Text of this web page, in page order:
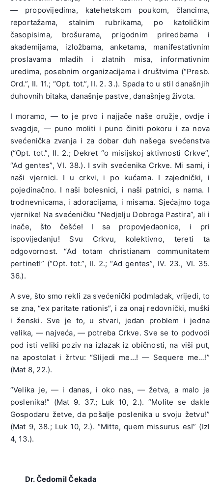
— propovijedima, katehetskom poukom, člancima,
reportažama, stalnim rubrikama, po katoličkim
časopisima, brošurama, prigodnim priredbama i
akademijama, izložbama, anketama, manifestativnim
proslavama mladih i zlatnih misa, informativnim
uredima, posebnim organizacijama i društvima (“Presb.
Ord.”, II. 11.; “Opt. tot.”, II. 2. 3.). Spada to u stil današnjih
duhovnih bitaka, današnje pastve, današnjeg života.
I moramo, — to je prvo i najjače naše oružje, ovdje i
svagdje, — puno moliti i puno činiti pokoru i za nova
svećenička zvanja i za dobar duh našega svećenstva
(“Opt. tot.”, II. 2.; Dekret “o misijskoj aktivnosti Crkve”,
“Ad gentes”, VI. 38.). I svih svećenika Crkve. Mi sami, i
naši vjernici. I u crkvi, i po kućama. I zajednički, i
pojedinačno. I naši bolesnici, i naši patnici, s nama. I
trodnevnicama, i adoracijama, i misama. Sjećajmo toga
vjernike! Na svećeničku “Nedjelju Dobroga Pastira”, ali i
inače, što češće! I sa propovjedaonice, i pri
ispovijedanju! Svu Crkvu, kolektivno, tereti ta
odgovornost. “Ad totam christianam communitatem
pertinet!” (“Opt. tot.”, II. 2.; “Ad gentes”, IV. 23., VI. 35.
36.).
A sve, što smo rekli za svećenički podmladak, vrijedi, to
se zna, “ex paritate rationis”, i za onaj redovnički, muški
i ženski. Sve je to, u stvari, jedan problem i jedna
velika, — najveća, — potreba Crkve. Sve se to podvodi
pod isti veliki poziv na izlazak iz običnosti, na viši put,
na apostolat i žrtvu: “Slijedi me…! — Sequere me…!”
(Mat 8, 22.).
“Velika je, — i danas, i oko nas, — žetva, a malo je
poslenika!” (Mat 9. 37.; Luk 10, 2.). “Molite se dakle
Gospodaru žetve, da pošalje poslenika u svoju žetvu!”
(Mat 9, 38.; Luk 10, 2.). “Mitte, quem missurus es!” (Izl
4, 13.).
Dr. Čedomil Čekada